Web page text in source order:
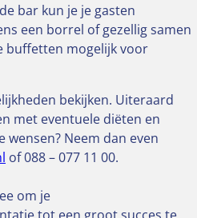
bar kun je je gasten
een borrel of gezellig samen
buffetten mogelijk voor
bekijken. Uiteraard
met eventuele diëten en
wensen? Neem dan even
of 088 – 077 11 00.
om je